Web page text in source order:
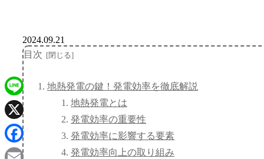
2024.09.21
目次
地熱発電の鍵！発電効率を徹底解説
地熱発電とは
発電効率の重要性
発電効率に影響する要素
発電効率向上の取り組み
Line
X
Facebook